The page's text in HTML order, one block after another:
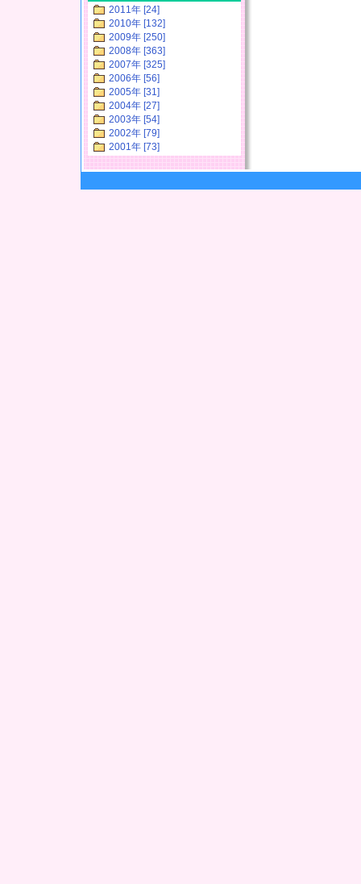
2011年 [24]
2010年 [132]
2009年 [250]
2008年 [363]
2007年 [325]
2006年 [56]
2005年 [31]
2004年 [27]
2003年 [54]
2002年 [79]
2001年 [73]